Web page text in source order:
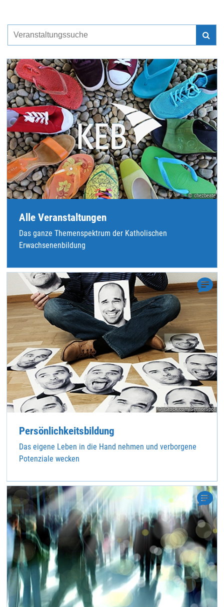
© chezbeate
Alle Veranstaltungen
Das ganze Themenspektrum der Katholischen
Erwachsenenbildung
© iStock.com/SensorSpot
Persönlichkeitsbildung
Das eigene Leben in die Hand nehmen und verborgene
Potenziale wecken